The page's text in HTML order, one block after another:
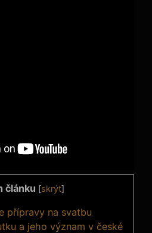
článku [skrýt]
přípravy na svatbu
a jeho význam v české